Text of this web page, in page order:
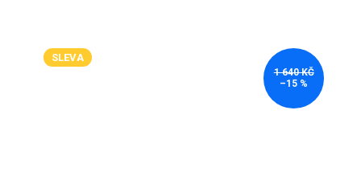
SLEVA
1 640 KČ
–15 %